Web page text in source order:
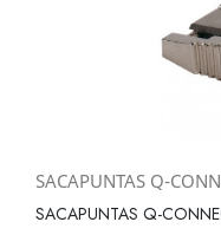
SACAPUNTAS Q-
SACAPUNTAS Q-